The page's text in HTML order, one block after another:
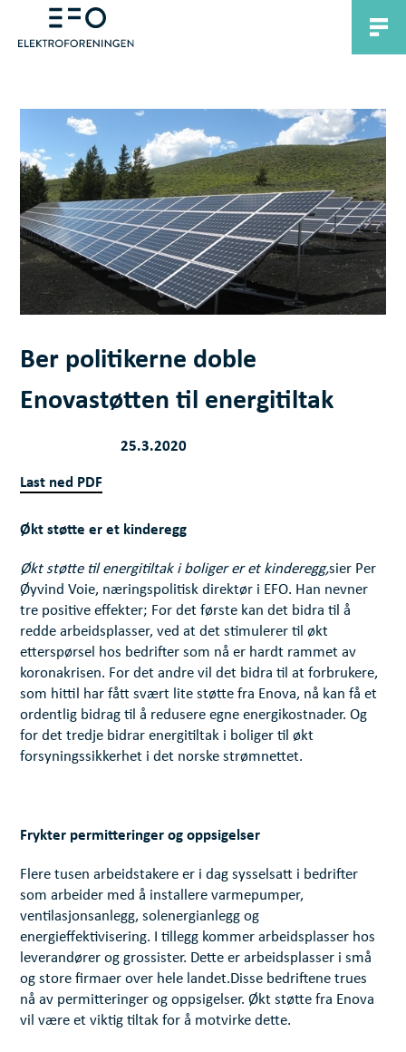
Ber politikerne doble
Enovastøtten til energitiltak
Last ned PDF
25.3.2020
Økt støtte er et kinderegg
Økt støtte til energitiltak i boliger er et kinderegg,sier Per
Øyvind Voie, næringspolitisk direktør i EFO. Han nevner
tre positive effekter; For det første kan det bidra til å
redde arbeidsplasser, ved at det stimulerer til økt
etterspørsel hos bedrifter som nå er hardt rammet av
koronakrisen. For det andre vil det bidra til at forbrukere,
som hittil har fått svært lite støtte fra Enova, nå kan få et
ordentlig bidrag til å redusere egne energikostnader. Og
for det tredje bidrar energitiltak i boliger til økt
forsyningssikkerhet i det norske strømnettet.
Frykter permitteringer og oppsigelser
Flere tusen arbeidstakere er i dag sysselsatt i bedrifter
som arbeider med å installere varmepumper,
ventilasjonsanlegg, solenergianlegg og
energieffektivisering. I tillegg kommer arbeidsplasser hos
leverandører og grossister. Dette er arbeidsplasser i små
og store firmaer over hele landet.Disse bedriftene trues
nå av permitteringer og oppsigelser. Økt støtte fra Enova
vil være et viktig tiltak for å motvirke dette.